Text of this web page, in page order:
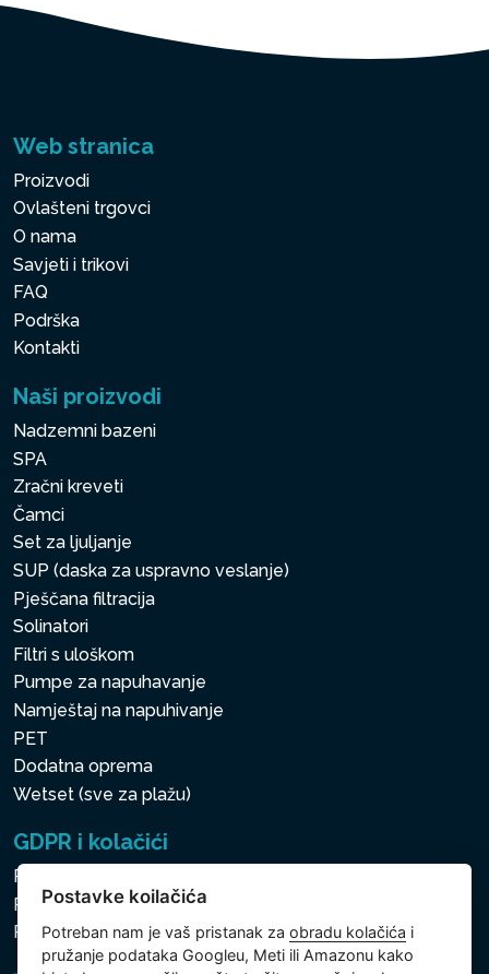
Web stranica
Proizvodi
Ovlašteni trgovci
O nama
Savjeti i trikovi
FAQ
Podrška
Kontakti
Naši proizvodi
Nadzemni bazeni
SPA
Zračni kreveti
Čamci
Set za ljuljanje
SUP (daska za uspravno veslanje)
Pješčana filtracija
Solinatori
Filtri s uloškom
Pumpe za napuhavanje
Namještaj na napuhivanje
PET
Dodatna oprema
Wetset (sve za plažu)
GDPR i kolačići
Pravila zaštite osobnih i drugih obrađivanih podataka
Politika kolačića
Postavke koilačića
Postavke koilačića
Potreban nam je vaš pristanak zaobradu kolačića i
pružanje podataka Googleu, Meti ili Amazonu kako